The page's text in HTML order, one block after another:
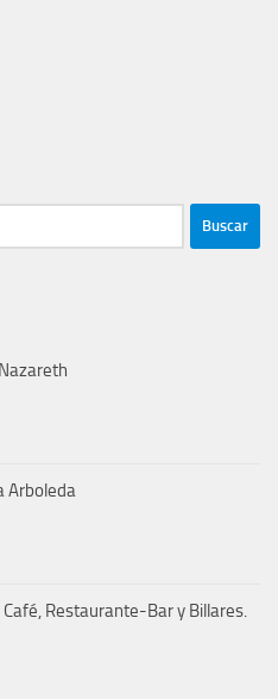
Arboleda
Café, Restaurante-Bar y Billares.